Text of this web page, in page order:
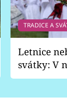
TRADICE A
Letnice
svátky: V
pondělí